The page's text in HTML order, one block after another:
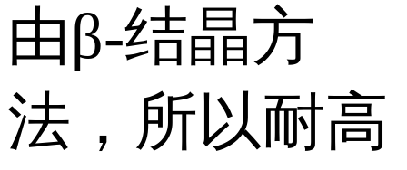
由β-结晶方
法，所以耐高